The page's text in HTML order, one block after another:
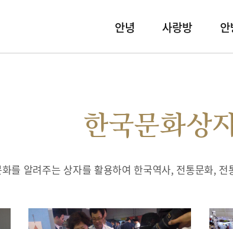
안녕 사랑방
한국문화상
를 알려주는 상자를 활용하여 한국역사, 전통문화,